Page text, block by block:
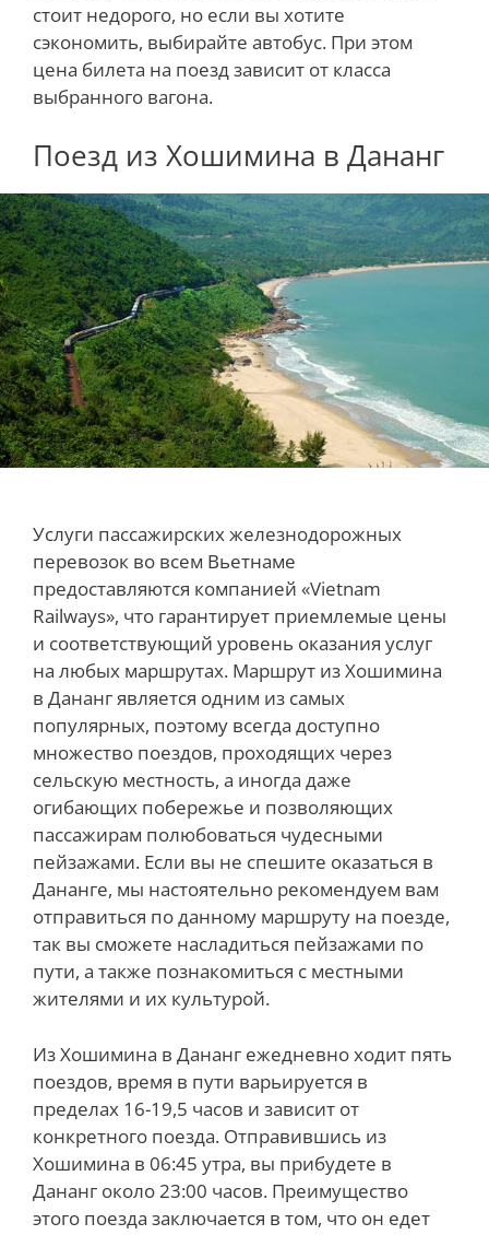
стоит недорого, но если вы хотите
сэкономить, выбирайте автобус. При этом
цена билета на поезд зависит от класса
выбранного вагона.
Поезд из Хошимина в Дананг
Услуги пассажирских железнодорожных
перевозок во всем Вьетнаме
предоставляются компанией «Vietnam
Railways», что гарантирует приемлемые цены
и соответствующий уровень оказания услуг
на любых маршрутах. Маршрут из Хошимина
в Дананг является одним из самых
популярных, поэтому всегда доступно
множество поездов, проходящих через
сельскую местность, а иногда даже
огибающих побережье и позволяющих
пассажирам полюбоваться чудесными
пейзажами. Если вы не спешите оказаться в
Дананге, мы настоятельно рекомендуем вам
отправиться по данному маршруту на поезде,
так вы сможете насладиться пейзажами по
пути, а также познакомиться с местными
жителями и их культурой.
Из Хошимина в Дананг ежедневно ходит пять
поездов, время в пути варьируется в
пределах 16-19,5 часов и зависит от
конкретного поезда. Отправившись из
Хошимина в 06:45 утра, вы прибудете в
Дананг около 23:00 часов. Преимущество
этого поезда заключается в том, что он едет